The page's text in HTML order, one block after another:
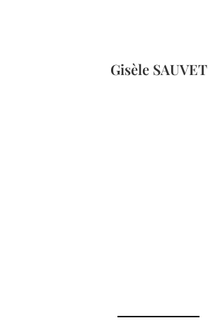
Gisèle SAUVET